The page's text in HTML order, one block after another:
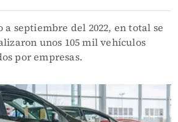
a septiembre del 2022, en total se
unos 105 mil vehículos
por empresas.